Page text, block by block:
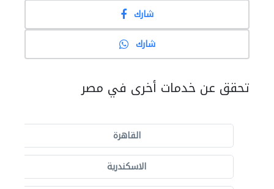
شارك
شارك
تحقق عن خدمات أخرى في مصر
القاهرة
الاسكندرية